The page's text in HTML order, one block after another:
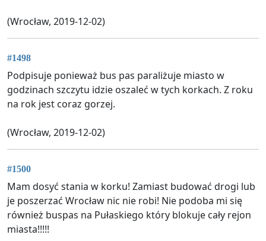
(Wrocław, 2019-12-02)
#1498
Podpisuje ponieważ bus pas paraliżuje miasto w
godzinach szczytu idzie oszaleć w tych korkach. Z roku
na rok jest coraz gorzej.
(Wrocław, 2019-12-02)
#1500
Mam dosyć stania w korku! Zamiast budować drogi lub
je poszerzać Wrocław nic nie robi! Nie podoba mi się
również buspas na Pułaskiego który blokuje cały rejon
miasta!!!!!